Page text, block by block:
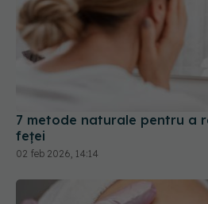
7 metode naturale pentru a
feței
02 feb 2026, 14:14